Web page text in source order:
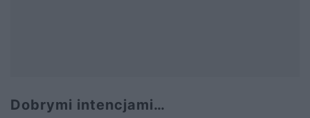
Dobrymi intencjami…